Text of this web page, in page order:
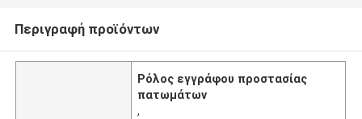
Περιγραφή προϊόντων
Ρόλος εγγράφου προστασίας
πατωμάτων
,